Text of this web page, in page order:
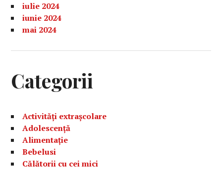
iulie 2024
iunie 2024
mai 2024
Categorii
Activități extrașcolare
Adolescență
Alimentație
Bebelusi
Călătorii cu cei mici